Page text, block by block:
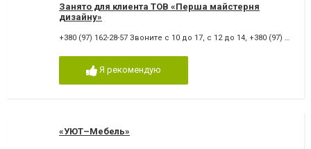
Занято для клиента ТОВ «Перша майстерня
дизайну»
+380 (97) 162-28-57 Звоните с 10 до 17, с 12 до 14, +380 (97) 162-28-57
Я рекомендую
«УЮТ–Мебель»